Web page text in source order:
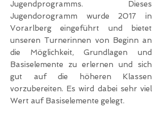
Jugendprogramms. Dieses
Jugendorogramm wurde 2017 in
Vorarlberg eingeführt und bietet
unseren Turnerinnen von Beginn an
die Möglichkeit, Grundlagen und
Basiselemente zu erlernen und sich
gut auf die höheren Klassen
vorzubereiten. Es wird dabei sehr viel
Wert auf Basiselemente gelegt.